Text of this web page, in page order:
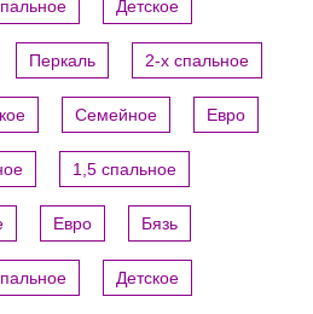
Детское
Перкаль 2-х спальное
Семейное Евро
1,5 спальное
Евро Бязь
Детское